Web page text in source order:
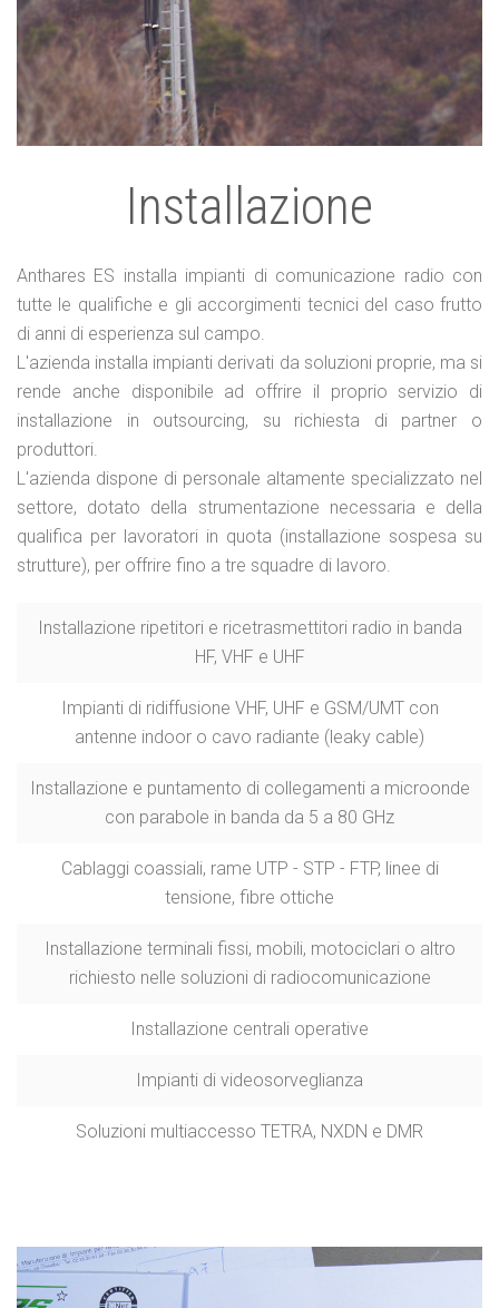
Installazione
Anthares ES installa impianti di comunicazione radio con
tutte le qualifiche e gli accorgimenti tecnici del caso frutto
di anni di esperienza sul campo.
L'azienda installa impianti derivati da soluzioni proprie, ma si
rende anche disponibile ad offrire il proprio servizio di
installazione in outsourcing, su richiesta di partner o
produttori.
L'azienda dispone di personale altamente specializzato nel
settore, dotato della strumentazione necessaria e della
qualifica per lavoratori in quota (installazione sospesa su
strutture), per offrire fino a tre squadre di lavoro.
Installazione ripetitori e ricetrasmettitori radio in banda
HF, VHF e UHF
Impianti di ridiffusione VHF, UHF e GSM/UMT con
antenne indoor o cavo radiante (leaky cable)
Installazione e puntamento di collegamenti a microonde
con parabole in banda da 5 a 80 GHz
Cablaggi coassiali, rame UTP - STP - FTP, linee di
tensione, fibre ottiche
Installazione terminali fissi, mobili, motociclari o altro
richiesto nelle soluzioni di radiocomunicazione
Installazione centrali operative
Impianti di videosorveglianza
Soluzioni multiaccesso TETRA, NXDN e DMR